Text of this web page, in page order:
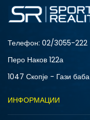
Телефон: 02/3055-222
Перо Наков 122а
1047 Скопје - Гази баба
ИНФОРМАЦИИ